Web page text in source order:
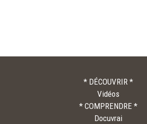
* DÉCOUVRIR *
Vidéos
* COMPRENDRE *
Docuvrai